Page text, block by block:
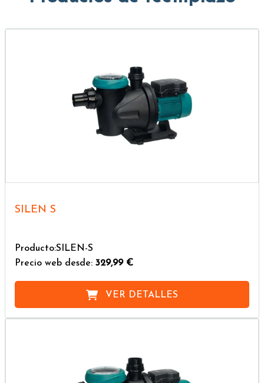
SILEN S
Producto:SILEN-S
Precio web desde: 329,99 €
VER DETALLES